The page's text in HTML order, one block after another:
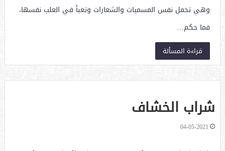
وهي تحمل نفس المسميات والشعارات وتعبأ في العلب نفسها،
فما حكم…
قراءة المسألة
شراب الخشاف
04-05-2021